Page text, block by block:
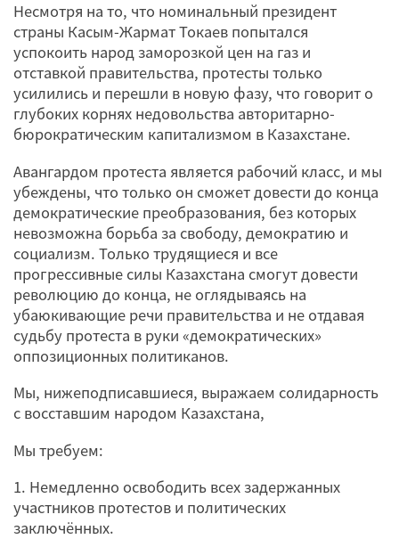
Несмотря на то, что номинальный президент
страны Касым-Жармат Токаев попытался
успокоить народ заморозкой цен на газ и
отставкой правительства, протесты только
усилились и перешли в новую фазу, что говорит о
глубоких корнях недовольства авторитарно-
бюрократическим капитализмом в Казахстане.
Авангардом протеста является рабочий класс, и мы
убеждены, что только он сможет довести до конца
демократические преобразования, без которых
невозможна борьба за свободу, демократию и
социализм. Только трудящиеся и все
прогрессивные силы Казахстана смогут довести
революцию до конца, не оглядываясь на
убаюкивающие речи правительства и не отдавая
судьбу протеста в руки «демократических»
оппозиционных политиканов.
Мы, нижеподписавшиеся, выражаем солидарность
с восставшим народом Казахстана,
Мы требуем:
1. Немедленно освободить всех задержанных
участников протестов и политических
заключённых.